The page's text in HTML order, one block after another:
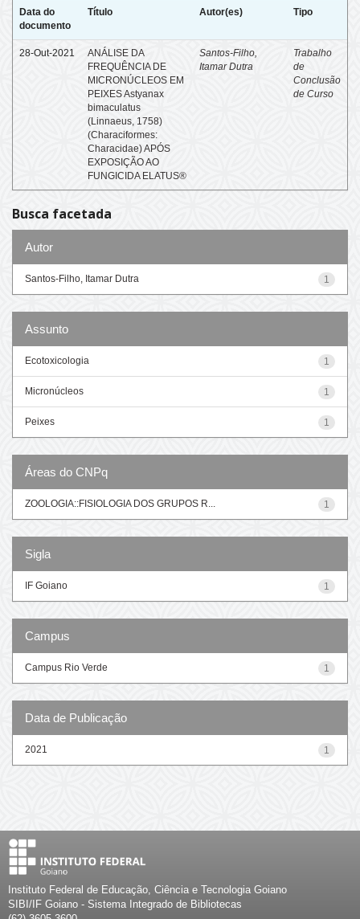
Data do
documento
Título Autor(es) Tipo
28-Out-2021
ANÁLISE DA
FREQUÊNCIA DE
MICRONÚCLEOS EM
PEIXES Astyanax
bimaculatus
(Linnaeus, 1758)
(Characiformes:
Characidae) APÓS
EXPOSIÇÃO AO
FUNGICIDA ELATUS®
Santos-Filho,
Itamar Dutra
Trabalho
de
Conclusão
de Curso
Busca facetada
Autor
1
Santos-Filho, Itamar Dutra
Assunto
1
Ecotoxicologia
1
Micronúcleos
1
Peixes
Áreas do CNPq
1
ZOOLOGIA::FISIOLOGIA DOS GRUPOS R...
Sigla
1
IF Goiano
Campus
1
Campus Rio Verde
Data de Publicação
1
2021
Instituto Federal de Educação, Ciência e Tecnologia Goiano
SIBI/IF Goiano - Sistema Integrado de Bibliotecas